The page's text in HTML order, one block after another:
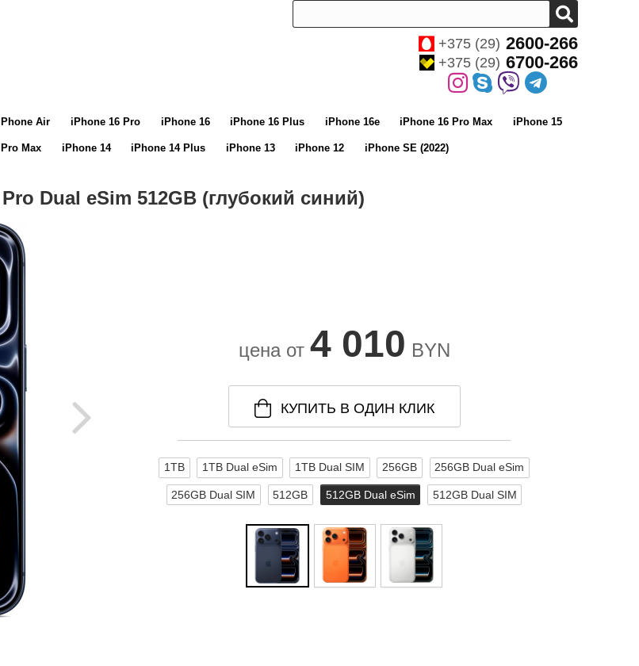
+375 (29) 2600-266
+375 (29) 6700-266
Air iPhone 16 Pro iPhone 16 iPhone 16 Plus iPhone 16e iPhone 16 Pro Max iPhone 15
Max iPhone 14 iPhone 14 Plus iPhone 13 iPhone 12 iPhone SE (2022)
Dual eSim 512GB (глубокий синий)
цена от 4 010 BYN
КУПИТЬ В ОДИН КЛИК
1TB 1TB Dual eSim 1TB Dual SIM 256GB 256GB Dual eSim
256GB Dual SIM 512GB 512GB Dual eSim 512GB Dual SIM